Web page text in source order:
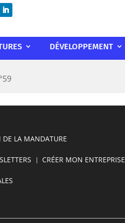
DÉVELOPPEMENT
DE LA MANDATURE
CRÉER MON ENTREPRISE